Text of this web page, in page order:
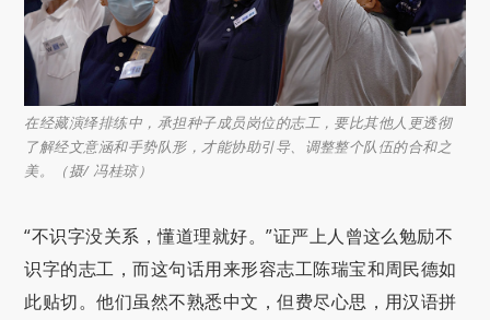
在经藏演绎排练中，承担种子成员岗位的志工，要比其他人更透彻
了解经文意涵和手势队形，才能协助引导、调整整个队伍的合和之
美。（摄/ 冯桂琼）
“不识字没关系，懂道理就好。”证严上人曾这么勉励不
识字的志工，而这句话用来形容志工陈瑞宝和周民德如
此贴切。他们虽然不熟悉中文，但费尽心思，用汉语拼